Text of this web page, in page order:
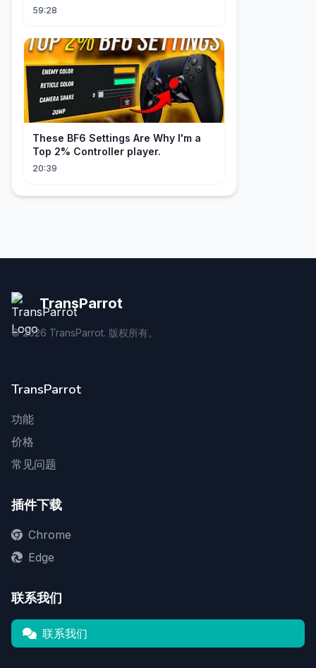
życie w Chinach
59:28
These BF6 Settings Are Why I'm a
Top 2% Controller player.
20:39
TransParrot
©2026 TransParrot. 版权所有。
TransParrot
功能
价格
常见问题
插件下载
Chrome
Edge
联系我们
联系我们